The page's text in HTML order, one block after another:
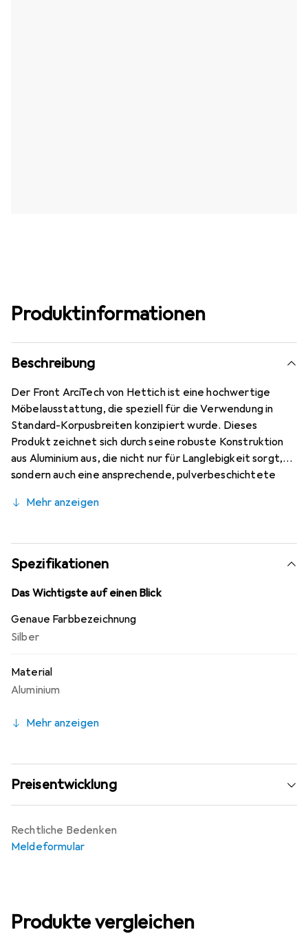
Produktinformationen
Beschreibung
Der Front ArciTech von Hettich ist eine hochwertige
Möbelausstattung, die speziell für die Verwendung in
Standard-Korpusbreiten konzipiert wurde. Dieses
Produkt zeichnet sich durch seine robuste Konstruktion
aus Aluminium aus, die nicht nur für Langlebigkeit sorgt,
sondern auch eine ansprechende, pulverbeschichtete
Verbindungsstücke erleichtern die Installation und tragen
Millimetern ermöglicht der Front ArciTech eine einfache
Handhabung und einen reibungslosen Zugriff auf den
Innenschubkasten. Die silberne Farbgebung fügt sich
harmonisch in verschiedene Einrichtungsstile ein und
Mehr anzeigen
Spezifikationen
Das Wichtigste auf einen Blick
Genaue Farbbezeichnung
Silber
Material
Aluminium
Mehr anzeigen
Preisentwicklung
Rechtliche Bedenken
Meldeformular
Produkte vergleichen